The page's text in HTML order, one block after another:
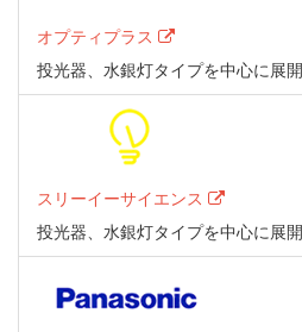
オプティプラス
投光器、水銀灯タイプを中心に展開
スリーイーサイエンス
投光器、水銀灯タイプを中心に展開